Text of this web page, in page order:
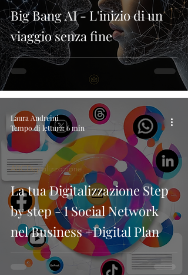
Big Bang AI - L'inizio di un
viaggio senza fine
La tua Digitalizzazione Step
by step - I Social Network
nel Business +Digital Plan
ABCDigitalizzazione
Laura Andreini
Tempo di lettura: 6 min